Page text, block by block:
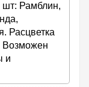
шт: Рамблин,
Расцветка
Возможен
и